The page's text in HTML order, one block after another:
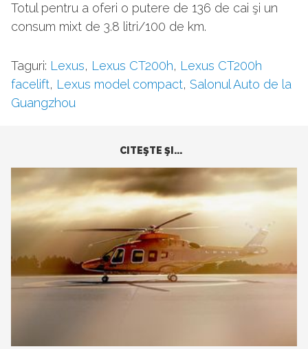
Totul pentru a oferi o putere de 136 de cai şi un
consum mixt de 3.8 litri/100 de km.
Taguri: Lexus, Lexus CT200h, Lexus CT200h
facelift, Lexus model compact, Salonul Auto de la
Guangzhou
CITEŞTE ŞI...